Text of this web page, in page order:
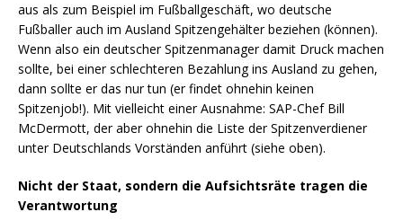
aus als zum Beispiel im Fußballgeschäft, wo deutsche
Fußballer auch im Ausland Spitzengehälter beziehen (können).
Wenn also ein deutscher Spitzenmanager damit Druck machen
sollte, bei einer schlechteren Bezahlung ins Ausland zu gehen,
dann sollte er das nur tun (er findet ohnehin keinen
Spitzenjob!). Mit vielleicht einer Ausnahme: SAP-Chef Bill
McDermott, der aber ohnehin die Liste der Spitzenverdiener
unter Deutschlands Vorständen anführt (siehe oben).
Nicht der Staat, sondern die Aufsichtsräte tragen die
Verantwortung